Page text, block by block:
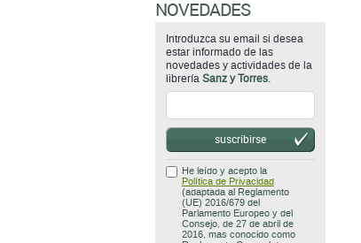
NOVEDADES
Introduzca su email si desea
estar informado de las
novedades y actividades de la
librería Sanz y Torres.
suscribirse
He leído y acepto la
Política de Privacidad
(adaptada al Reglamento
(UE) 2016/679 del
Parlamento Europeo y del
Consejo, de 27 de abril de
2016, mas conocido como